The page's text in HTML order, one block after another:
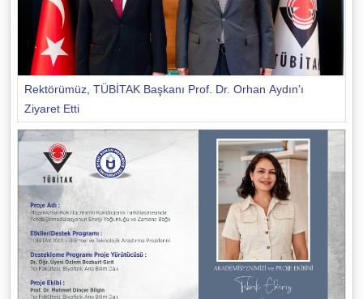
Rektörümüz, TÜBİTAK Başkanı Prof. Dr. Orhan Aydın’ı
Ziyaret Etti